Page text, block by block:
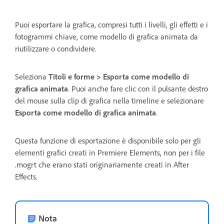
Puoi esportare la grafica, compresi tutti i livelli, gli effetti e i
fotogrammi chiave, come modello di grafica animata da
riutilizzare o condividere.
Seleziona Titoli e forme > Esporta come modello di
grafica animata. Puoi anche fare clic con il pulsante destro
del mouse sulla clip di grafica nella timeline e selezionare
Esporta come modello di grafica animata.
Questa funzione di esportazione è disponibile solo per gli
elementi grafici creati in Premiere Elements, non per i file
.mogrt che erano stati originariamente creati in After
Effects.
Nota